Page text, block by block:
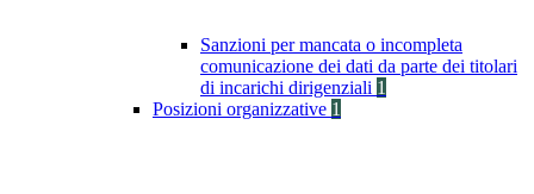
Sanzioni per mancata o incompleta
comunicazione dei dati da parte dei titolari
di incarichi dirigenziali 1
Posizioni organizzative 1